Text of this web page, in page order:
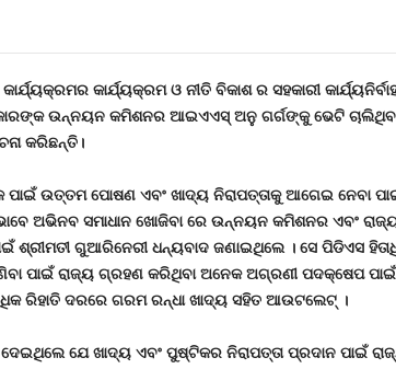
କାର୍ଯ୍ୟକ୍ରମ ଓ ନୀତି ବିକାଶ ର ସହକାରୀ
ଉନ୍ନୟନ କମିଶନର ଆଇଏଏସ୍ ଅନୁ ଗର୍ଗଙ୍କୁ ଭେଟି
କରିଛନ୍ତି।
ପାଇଁ ଉତ୍ତମ ପୋଷଣ ଏବଂ ଖାଦ୍ୟ ନିରାପତ୍ତାକୁ ଆଗେଇ ନେବା
ଅଭିନବ ସମାଧାନ ଖୋଜିବା ରେ ଉନ୍ନୟନ କମିଶନର ଏବଂ
ଶ୍ରୀମତୀ ଗୁଆରିନେରୀ ଧନ୍ୟବାଦ ଜଣାଇଥିଲେ । ସେ ପିଡିଏସ
ପାଇଁ ରାଜ୍ୟ ଗ୍ରହଣ କରିଥିବା ଅନେକ ଅଗ୍ରଣୀ ପଦକ୍ଷେପ ପାଇଁ
ରିହାତି ଦରରେ ଗରମ ରନ୍ଧା ଖାଦ୍ୟ ସହିତ ଆଉଟଲେଟ୍ ।
ଦେଇଥିଲେ ଯେ ଖାଦ୍ୟ ଏବଂ ପୁଷ୍ଟିକର ନିରାପତ୍ତା ପ୍ରଦାନ ପାଇଁ